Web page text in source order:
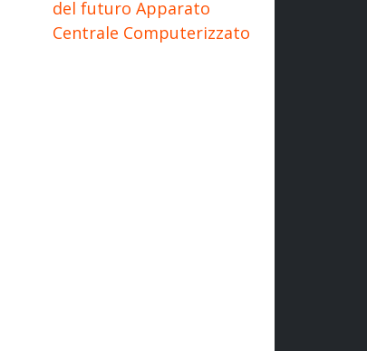
del futuro Apparato
Centrale Computerizzato